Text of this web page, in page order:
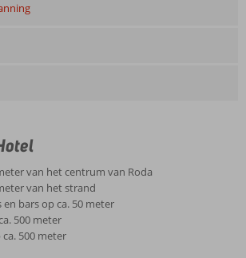
van het centrum van Roda
van het strand
en bars op ca. 50 meter
500 meter
500 meter